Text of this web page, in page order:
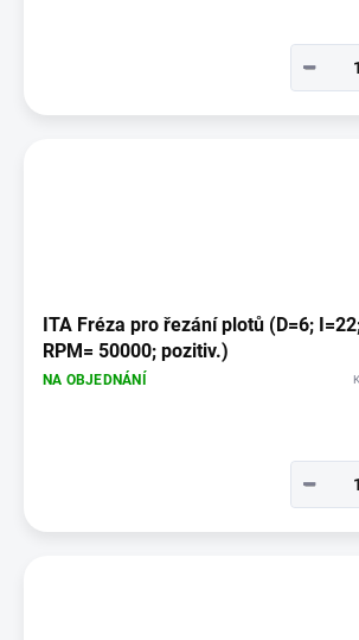
−
ITA Fréza pro řezání plotů (D=6;
RPM= 50000; pozitiv.)
NA OBJEDNÁNÍ
−